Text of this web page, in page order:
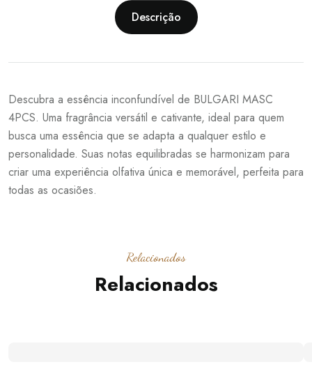
Descrição
Descubra a essência inconfundível de BULGARI MASC
4PCS. Uma fragrância versátil e cativante, ideal para quem
busca uma essência que se adapta a qualquer estilo e
personalidade. Suas notas equilibradas se harmonizam para
criar uma experiência olfativa única e memorável, perfeita para
todas as ocasiões.
Relacionados
Relacionados